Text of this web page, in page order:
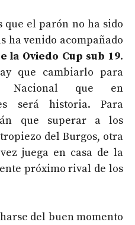
que el parón no ha sido
ha venido acompañado
la Oviedo Cup sub 19.
que cambiarlo para
Nacional que en
será historia. Para
que superar a los
del Burgos, otra
juega en casa de la
próximo rival de los
del buen momento